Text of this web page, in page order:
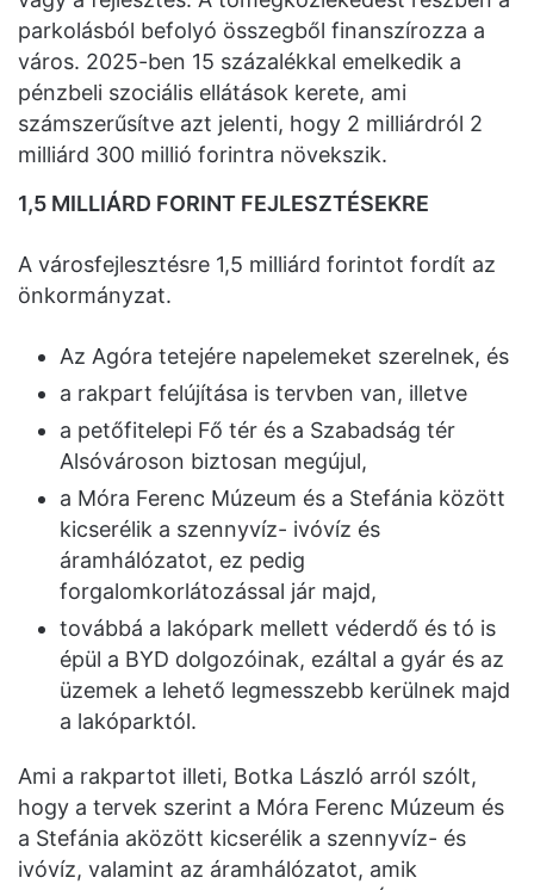
parkolásból befolyó összegből finanszírozza a
város. 2025-ben 15 százalékkal emelkedik a
pénzbeli szociális ellátások kerete, ami
számszerűsítve azt jelenti, hogy 2 milliárdról 2
milliárd 300 millió forintra növekszik.
1,5 MILLIÁRD FORINT FEJLESZTÉSEKRE
A városfejlesztésre 1,5 milliárd forintot fordít az
önkormányzat.
Az Agóra tetejére napelemeket szerelnek, és
a rakpart felújítása is tervben van, illetve
a petőfitelepi Fő tér és a Szabadság tér
Alsóvároson biztosan megújul,
a Móra Ferenc Múzeum és a Stefánia között
kicserélik a szennyvíz- ivóvíz és
áramhálózatot, ez pedig
forgalomkorlátozással jár majd,
továbbá a lakópark mellett véderdő és tó is
épül a BYD dolgozóinak, ezáltal a gyár és az
üzemek a lehető legmesszebb kerülnek majd
a lakóparktól.
Ami a rakpartot illeti, Botka László arról szólt,
hogy a tervek szerint a Móra Ferenc Múzeum és
a Stefánia aközött kicserélik a szennyvíz- és
ivóvíz, valamint az áramhálózatot, amik